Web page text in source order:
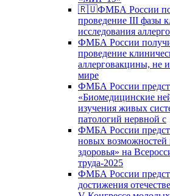
🇷🇺ФМБА России
проведение III фазы
исследования
ФМБА России
проведение
аллерговакцины, не
мире
ФМБА России
«Биомедицинские
изучения живых
патологий нервной с
ФМБА России
новых возможностей
здоровья» на
труда-2025
ФМБА России
достижения